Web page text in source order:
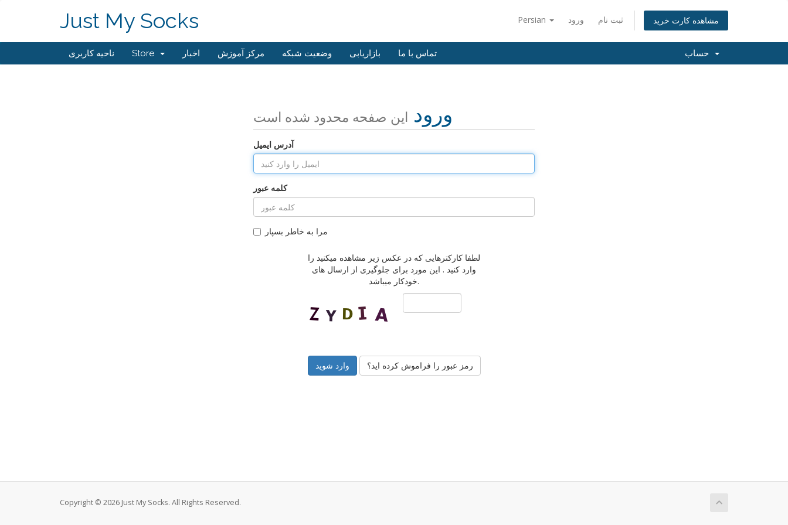
Persian ورود ثبت نام مشاهده کارت خرید Just My Socks
ناحیه کاربری Store اخبار مرکز آموزش وضعیت شبکه بازاریابی تماس با ما
ورود این صفحه محدود شده است
آدرس ایمیل
کلمه عبور
مرا به خاطر بسپار
لطفا کارکترهایی که در عکس زیر مشاهده میکنید را
وارد کنید . این مورد برای جلوگیری از ارسال های
خودکار میباشد.
رمز عبور را فراموش کرده اید؟
Copyright © 2026 Just My Socks. All Rights Reserved.